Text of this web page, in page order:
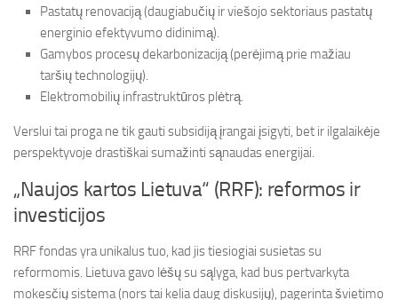
Pastatų renovaciją (daugiabučių ir viešojo sektoriaus pastatų
energinio efektyvumo didinimą).
Gamybos procesų dekarbonizaciją (perėjimą prie mažiau
taršių technologijų).
Elektromobilių infrastruktūros plėtrą.
Verslui tai proga ne tik gauti subsidiją įrangai įsigyti, bet ir ilgalaikėje
perspektyvoje drastiškai sumažinti sąnaudas energijai.
„Naujos kartos Lietuva“ (RRF): reformos ir
investicijos
RRF fondas yra unikalus tuo, kad jis tiesiogiai susietas su
reformomis. Lietuva gavo lėšų su sąlyga, kad bus pertvarkyta
mokesčių sistema (nors tai kelia daug diskusijų), pagerinta švietimo